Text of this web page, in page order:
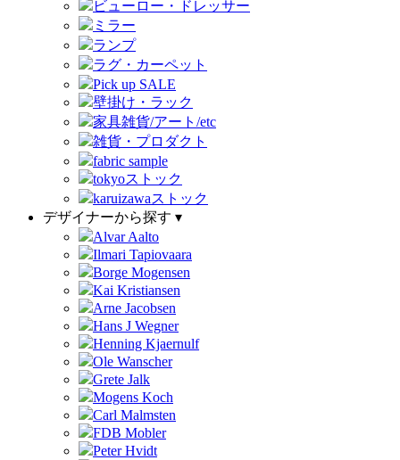
ビューロー・ドレッサー
ミラー
ランプ
ラグ・カーペット
Pick up SALE
壁掛け・ラック
家具雑貨/アート/etc
雑貨・プロダクト
fabric sample
tokyoストック
karuizawaストック
デザイナーから探す ▾
Alvar Aalto
Ilmari Tapiovaara
Borge Mogensen
Kai Kristiansen
Arne Jacobsen
Hans J Wegner
Henning Kjaernulf
Ole Wanscher
Grete Jalk
Mogens Koch
Carl Malmsten
FDB Mobler
Peter Hvidt